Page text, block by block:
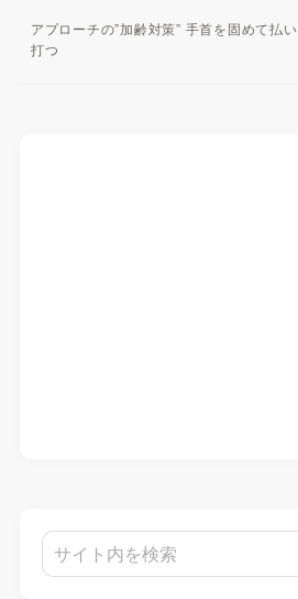
アプローチの”加齢対策” 手首を固めて払い
打つ